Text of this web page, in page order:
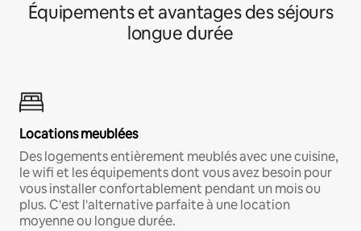
Équipements et avantages des séjours
longue durée
Locations meublées
Des logements entièrement meublés avec une cuisine,
le wifi et les équipements dont vous avez besoin pour
vous installer confortablement pendant un mois ou
plus. C'est l'alternative parfaite à une location
moyenne ou longue durée.